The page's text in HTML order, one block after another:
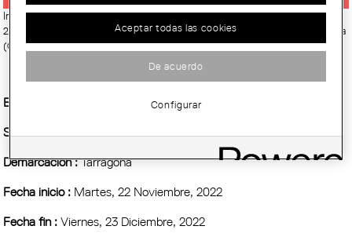
Imatge:Arquitectes en construcció. Exposición proyectos final de carrera
2007-2021. © Demarcación de Tarragona del Colegio de Arquitectos de Cataluña
(COAC)
Entidad Organizadora :
COAC
Sitio :Vestíbulo de la ETSA URV, Avda. de la Universidad, Reus
Demarcación :Tarragona
Fecha inicio : Martes, 22 Noviembre, 2022
Fecha fin :Viernes, 23 Diciembre, 2022
Aceptar todas las cookies
De acuerdo
Configurar